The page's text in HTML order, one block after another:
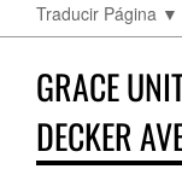
Traducir Página ▼
GRACE
DECKER